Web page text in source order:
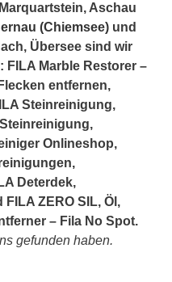
Aschau
(Chiemsee) und
Übersee sind wir
FILA Marble Restorer –
entfernen,
Steinreinigung,
Onlineshop,
Deterdek,
ZERO SIL, Öl,
– Fila No Spot.
gefunden haben.